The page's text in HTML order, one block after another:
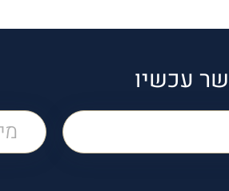
עכשיו